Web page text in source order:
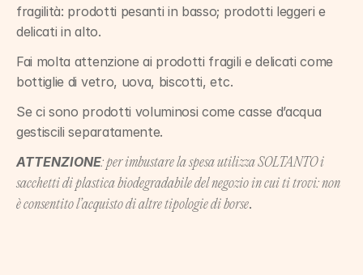
fragilità: prodotti pesanti in basso; prodotti leggeri e
delicati in alto.
Fai molta attenzione ai prodotti fragili e delicati come
bottiglie di vetro, uova, biscotti, etc.
Se ci sono prodotti voluminosi come casse d’acqua
gestiscili separatamente.
ATTENZIONE: per imbustare la spesa utilizza SOLTANTO i
sacchetti di plastica biodegradabile del negozio in cui ti trovi: non
è consentito l’acquisto di altre tipologie di borse.